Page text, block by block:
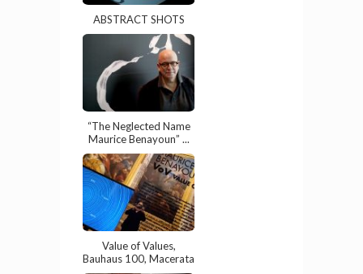
ABSTRACT SHOTS
“The Neglected Name
Maurice Benayoun” ...
Value of Values,
Bauhaus 100, Macerata